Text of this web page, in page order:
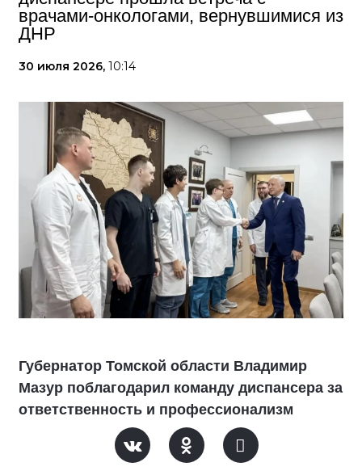
врачами-онкологами, вернувшимися из
ДНР
30 июля 2026, 10:14
Губернатор Томской области Владимир
Мазур поблагодарил команду диспансера за
ответственность и профессионализм